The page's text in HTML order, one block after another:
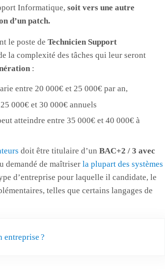
Informatique, soit vers une autre
d’un patch.
le poste de Technicien Support
la complexité des tâches qui leur seront
:
entre 20 000€ et 25 000€ par an,
000€ et 30 000€ annuels
atteindre entre 35 000€ et 40 000€ à
doit être titulaire d’un BAC+2 / 3 avec
demandé de maîtriser la plupart des systèmes
d’entreprise pour laquelle il candidate, le
telles que certains langages de
entreprise ?